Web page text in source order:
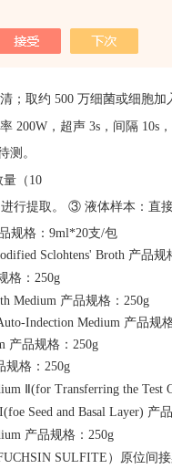
离心 10min，取上清作为待
g）：提取液体积(mL)为 1：
；取约 500 万细菌或细胞加
200W，超声 3s，间隔 10s
测。
量（10
行提取。 ③ 液体样本：直
规格：9ml*20支/包
Sclohtens' Broth 产品规
格：250g
Medium 产品规格：250g
Indection Medium 产品规
产品规格：250g
规格：250g
Ⅱ(for Transferring the Test
Seed and Basal Layer) 产
产品规格：250g
SULFITE）原位间